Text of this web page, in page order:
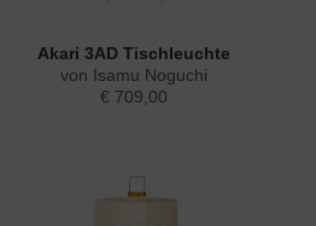
Akari 3AD Tischleuchte
von Isamu Noguchi
€ 709,00